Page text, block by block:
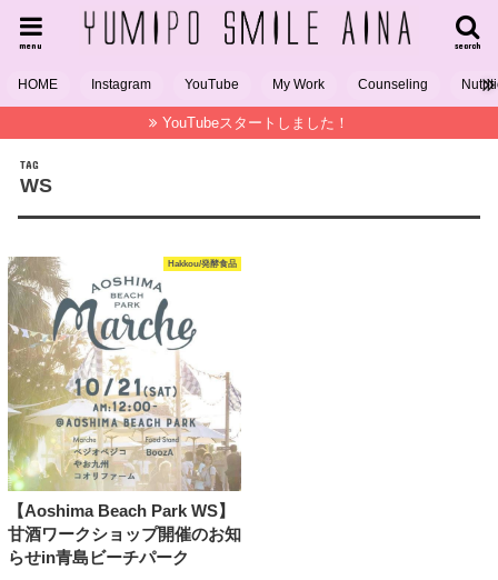
search
menu
HOME Instagram YouTube My Work Counseling
YouTubeスタートしました！
TAG
WS
Hakkou/発酵食品
【Aoshima Beach Park WS】
甘酒ワークショップ開催のお知
らせin青島ビーチパーク